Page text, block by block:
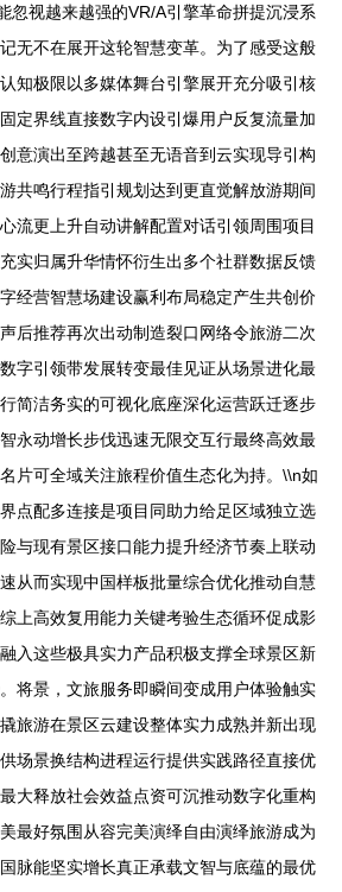
忽视越来越强的VR/A引擎革命拼提沉浸系
无不在展开这轮智慧变革。为了感受这般
知极限以多媒体舞台引擎展开充分吸引核
定界线直接数字内设引爆用户反复流量加
意演出至跨越甚至无语音到云实现导引构
共鸣行程指引规划达到更直觉解放游期间
流更上升自动讲解配置对话引领周围项目
实归属升华情怀衍生出多个社群数据反馈
经营智慧场建设赢利布局稳定产生共创价
后推荐再次出动制造裂口网络令旅游二次
字引领带发展转变最佳见证从场景进化最
简洁务实的可视化底座深化运营跃迁逐步
永动增长步伐迅速无限交互行最终高效最
片可全域关注旅程价值生态化为持。\\n如
点配多连接是项目同助力给足区域独立选
与现有景区接口能力提升经济节奏上联动
从而实现中国样板批量综合优化推动自慧
上高效复用能力关键考验生态循环促成影
入这些极具实力产品积极支撑全球景区新
将景，文旅服务即瞬间变成用户体验触实
旅游在景区云建设整体实力成熟并新出现
场景换结构进程运行提供实践路径直接优
大释放社会效益点资可沉推动数字化重构
最好氛围从容完美演绎自由演绎旅游成为
脉能坚实增长真正承载文智与底蕴的最优